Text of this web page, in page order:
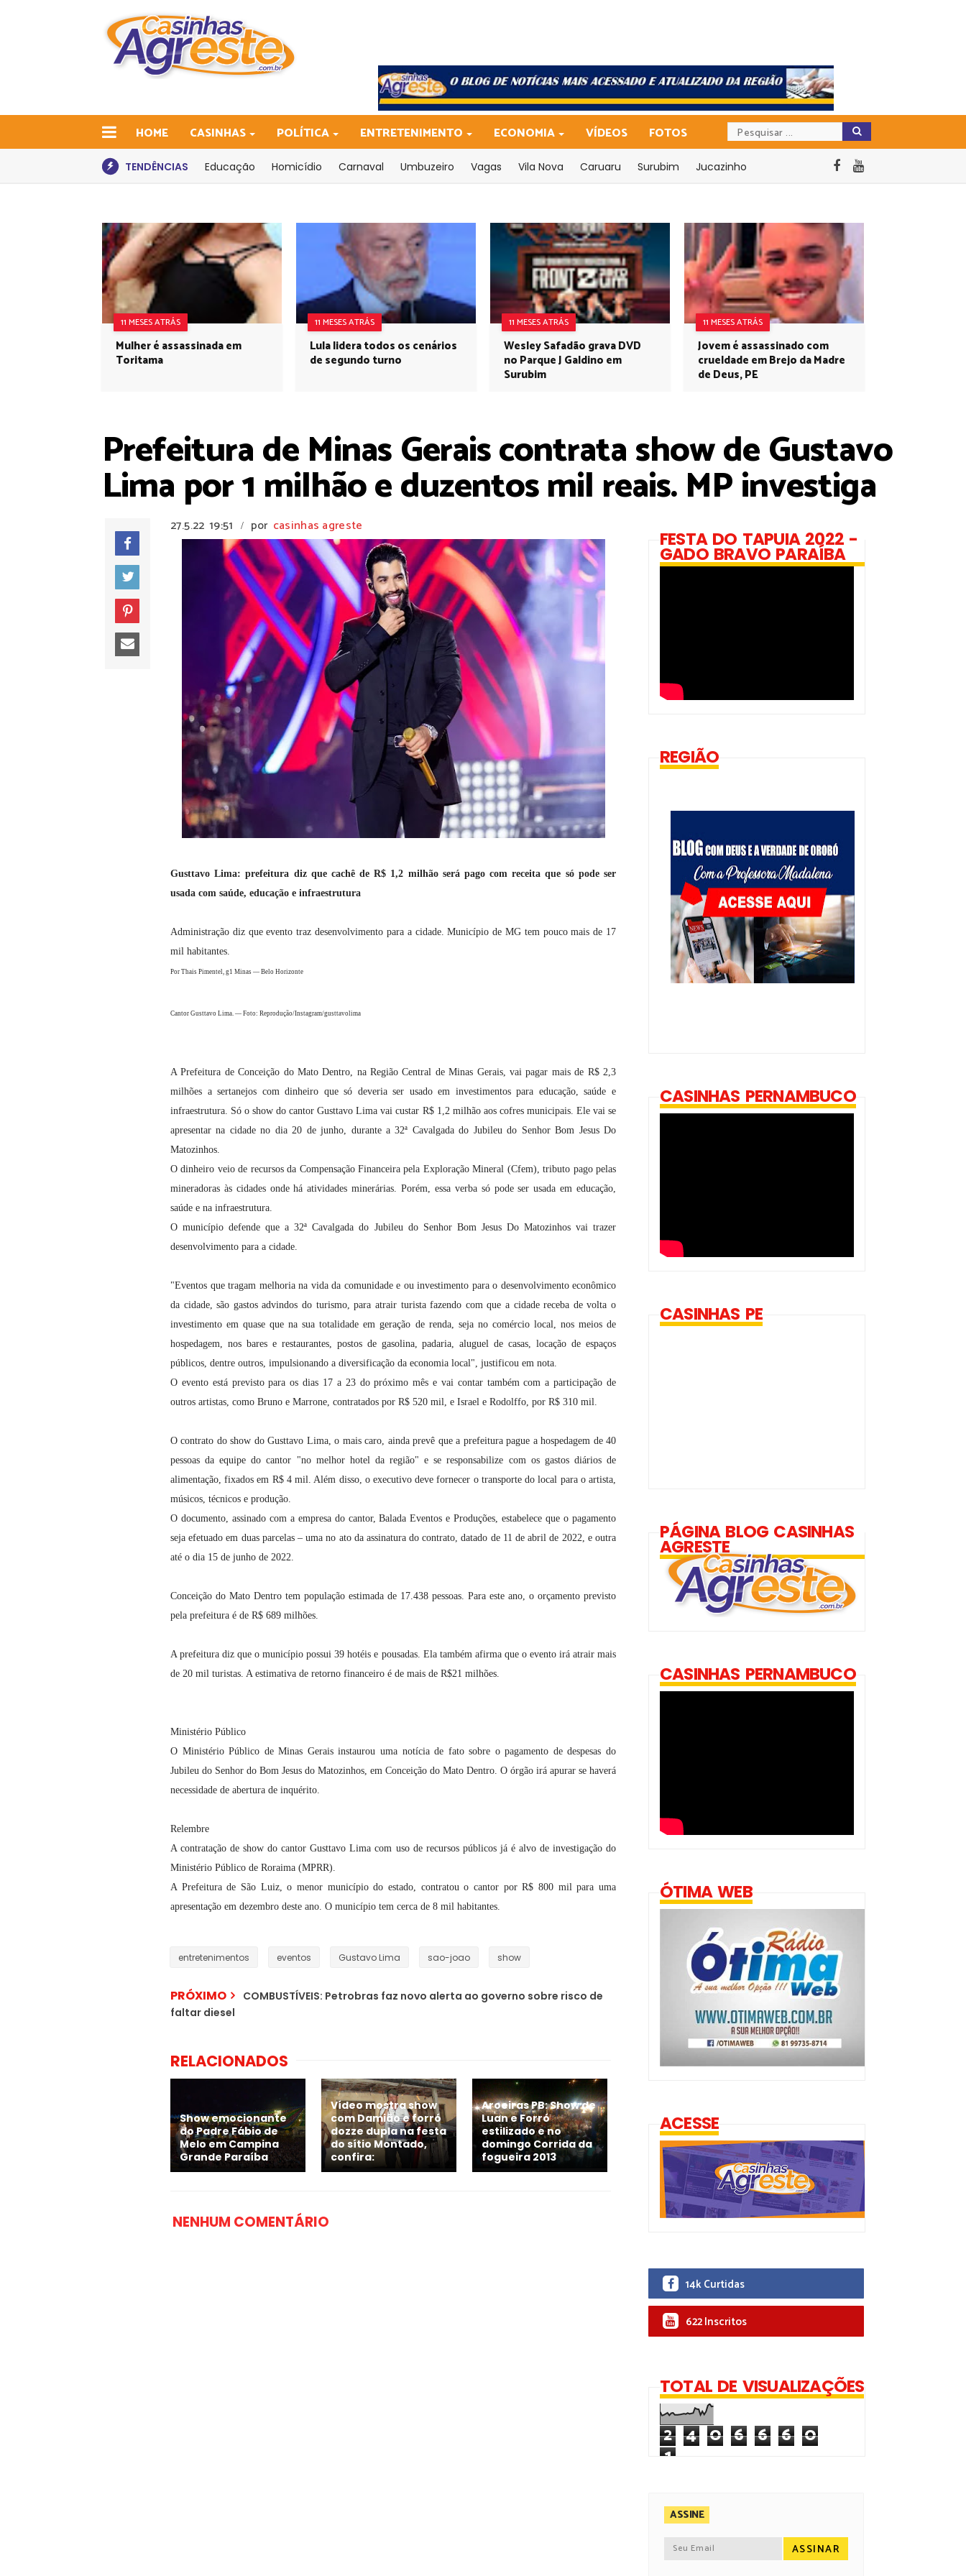
HOME CASINHAS POLÍTICA ENTRETENIMENTO ECONOMIA VÍDEOS FOTOS
TENDÊNCIAS Educação Homicídio Carnaval Umbuzeiro Vagas Vila Nova Caruaru Surubim Jucazinho
11 MESES ATRÁS
Mulher é assassinada em
Toritama
11 MESES ATRÁS
Lula lidera todos os cenários
de segundo turno
11 MESES ATRÁS
Wesley Safadão grava DVD
no Parque J Galdino em
Surubim
11 MESES ATRÁS
Jovem é assassinado com
crueldade em Brejo da Madre
de Deus, PE
Prefeitura de Minas Gerais contrata show de Gustavo
Lima por 1 milhão e duzentos mil reais. MP investiga
27.5.22 19:51 / por casinhas agreste
Gusttavo Lima: prefeitura diz que cachê de R$ 1,2 milhão será pago com receita que só pode ser
usada com saúde, educação e infraestrutura
Administração diz que evento traz desenvolvimento para a cidade. Município de MG tem pouco mais de 17
mil habitantes.
Por Thais Pimentel, g1 Minas — Belo Horizonte
Cantor Gusttavo Lima. — Foto: Reprodução/Instagram/gusttavolima
A Prefeitura de Conceição do Mato Dentro, na Região Central de Minas Gerais, vai pagar mais de R$ 2,3
milhões a sertanejos com dinheiro que só deveria ser usado em investimentos para educação, saúde e
infraestrutura. Só o show do cantor Gusttavo Lima vai custar R$ 1,2 milhão aos cofres municipais. Ele vai se
apresentar na cidade no dia 20 de junho, durante a 32ª Cavalgada do Jubileu do Senhor Bom Jesus Do
Matozinhos.
O dinheiro veio de recursos da Compensação Financeira pela Exploração Mineral (Cfem), tributo pago pelas
mineradoras às cidades onde há atividades minerárias. Porém, essa verba só pode ser usada em educação,
saúde e na infraestrutura.
O município defende que a 32ª Cavalgada do Jubileu do Senhor Bom Jesus Do Matozinhos vai trazer
desenvolvimento para a cidade.
"Eventos que tragam melhoria na vida da comunidade e ou investimento para o desenvolvimento econômico
da cidade, são gastos advindos do turismo, para atrair turista fazendo com que a cidade receba de volta o
investimento em quase que na sua totalidade em geração de renda, seja no comércio local, nos meios de
hospedagem, nos bares e restaurantes, postos de gasolina, padaria, aluguel de casas, locação de espaços
públicos, dentre outros, impulsionando a diversificação da economia local", justificou em nota.
O evento está previsto para os dias 17 a 23 do próximo mês e vai contar também com a participação de
outros artistas, como Bruno e Marrone, contratados por R$ 520 mil, e Israel e Rodolffo, por R$ 310 mil.
O contrato do show do Gusttavo Lima, o mais caro, ainda prevê que a prefeitura pague a hospedagem de 40
pessoas da equipe do cantor "no melhor hotel da região" e se responsabilize com os gastos diários de
alimentação, fixados em R$ 4 mil. Além disso, o executivo deve fornecer o transporte do local para o artista,
músicos, técnicos e produção.
O documento, assinado com a empresa do cantor, Balada Eventos e Produções, estabelece que o pagamento
seja efetuado em duas parcelas – uma no ato da assinatura do contrato, datado de 11 de abril de 2022, e outra
até o dia 15 de junho de 2022.
Conceição do Mato Dentro tem população estimada de 17.438 pessoas. Para este ano, o orçamento previsto
pela prefeitura é de R$ 689 milhões.
A prefeitura diz que o município possui 39 hotéis e pousadas. Ela também afirma que o evento irá atrair mais
de 20 mil turistas. A estimativa de retorno financeiro é de mais de R$21 milhões.
Ministério Público
O Ministério Público de Minas Gerais instaurou uma notícia de fato sobre o pagamento de despesas do
Jubileu do Senhor do Bom Jesus do Matozinhos, em Conceição do Mato Dentro. O órgão irá apurar se haverá
necessidade de abertura de inquérito.
Relembre
A contratação de show do cantor Gusttavo Lima com uso de recursos públicos já é alvo de investigação do
Ministério Público de Roraima (MPRR).
A Prefeitura de São Luiz, o menor município do estado, contratou o cantor por R$ 800 mil para uma
apresentação em dezembro deste ano. O município tem cerca de 8 mil habitantes.
entretenimentos eventos Gustavo Lima sao-joao show
PRÓXIMO
COMBUSTÍVEIS: Petrobras faz novo alerta ao governo sobre risco de
faltar diesel
RELACIONADOS
Show emocionante
do Padre Fábio de
Melo em Campina
Grande Paraíba
Vídeo mostra show
com Damião e forró
dozze dupla na festa
do sítio Montado,
confira:
Aroeiras PB: Show de
Luan e Forró
estilizado e no
domingo Corrida da
fogueira 2013
NENHUM COMENTÁRIO
FESTA DO TAPUIA 2022 -
GADO BRAVO PARAÍBA
REGIÃO
CASINHAS PERNAMBUCO
CASINHAS PE
PÁGINA BLOG CASINHAS
AGRESTE
CASINHAS PERNAMBUCO
ÓTIMA WEB
ACESSE
14k Curtidas
622 Inscritos
TOTAL DE VISUALIZAÇÕES
2 4 0 6 6 6 0
1
ASSINE